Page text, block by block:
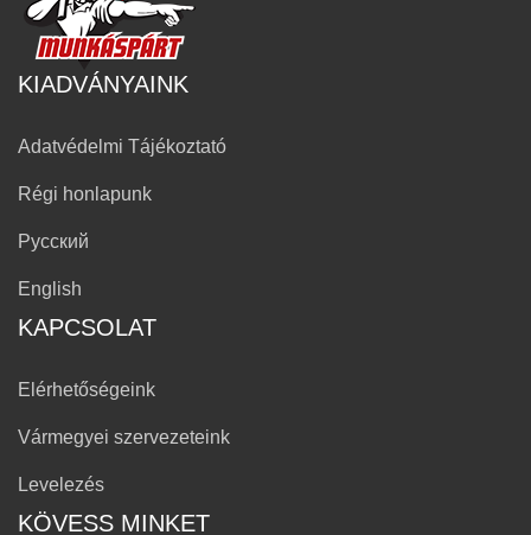
KIADVÁNYAINK
Adatvédelmi Tájékoztató
Régi honlapunk
Русский
English
KAPCSOLAT
Elérhetőségeink
Vármegyei szervezeteink
Levelezés
KÖVESS MINKET